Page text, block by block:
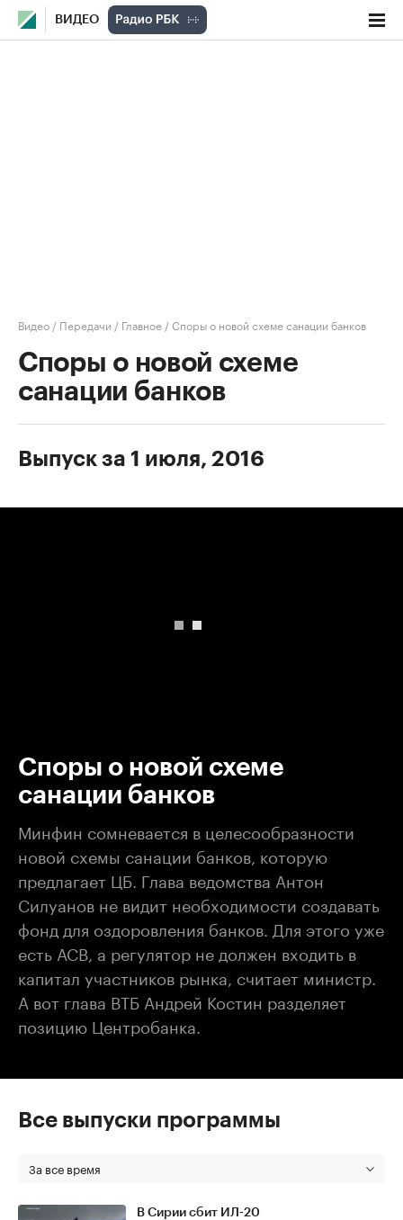
ВИДЕО
Видео / Передачи / Главное /Споры о новой схеме санации банков
Споры о новой схеме
санации банков
Выпуск за 1 июля, 2016
Споры о новой схеме
санации банков
Минфин сомневается в целесообразности
новой схемы санации банков, которую
предлагает ЦБ. Глава ведомства Антон
Силуанов не видит необходимости создавать
фонд для оздоровления банков. Для этого уже
есть АСВ, а регулятор не должен входить в
капитал участников рынка, считает министр.
А вот глава ВТБ Андрей Костин разделяет
позицию Центробанка.
Все выпуски программы
За все время
В Сирии сбит ИЛ-20